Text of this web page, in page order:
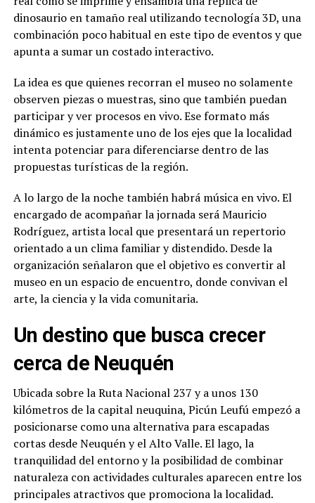
dinosaurio en tamaño real utilizando tecnología 3D, una
combinación poco habitual en este tipo de eventos y que
apunta a sumar un costado interactivo.
La idea es que quienes recorran el museo no solamente
observen piezas o muestras, sino que también puedan
participar y ver procesos en vivo. Ese formato más
dinámico es justamente uno de los ejes que la localidad
intenta potenciar para diferenciarse dentro de las
propuestas turísticas de la región.
A lo largo de la noche también habrá música en vivo. El
encargado de acompañar la jornada será Mauricio
Rodríguez, artista local que presentará un repertorio
orientado a un clima familiar y distendido. Desde la
organización señalaron que el objetivo es convertir al
museo en un espacio de encuentro, donde convivan el
arte, la ciencia y la vida comunitaria.
Un destino que busca crecer
cerca de Neuquén
Ubicada sobre la Ruta Nacional 237 y a unos 130
kilómetros de la capital neuquina, Picún Leufú empezó a
posicionarse como una alternativa para escapadas
cortas desde Neuquén y el Alto Valle. El lago, la
tranquilidad del entorno y la posibilidad de combinar
naturaleza con actividades culturales aparecen entre los
principales atractivos que promociona la localidad.